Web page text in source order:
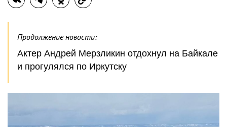
Продолжение новости:
Актер Андрей Мерзликин отдохнул на Байкале
и прогулялся по Иркутску